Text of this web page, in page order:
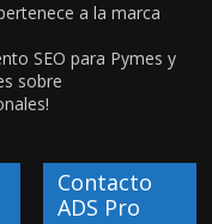
a la marca
SEO para Pymes y
sobre
Contacto
ADS Pro